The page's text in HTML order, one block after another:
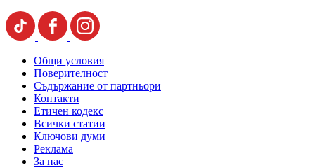
Общи условия
Поверителност
Съдържание от партньори
Контакти
Етичен кодекс
Всички статии
Ключови думи
Реклама
За нас